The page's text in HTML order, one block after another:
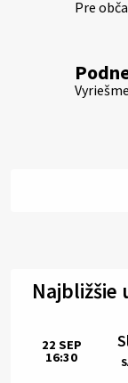
Pre
Najbližšie
Čas:
22 SEP
16:30